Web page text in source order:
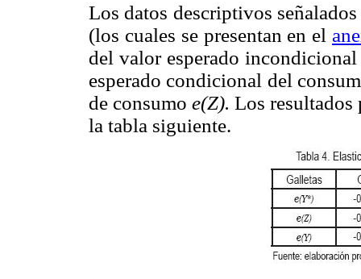
Los datos descriptivos
(los cuales se presentan en el
del valor esperado
esperado condicional del
de consumo e(Z). Los resultados
la tabla siguiente.